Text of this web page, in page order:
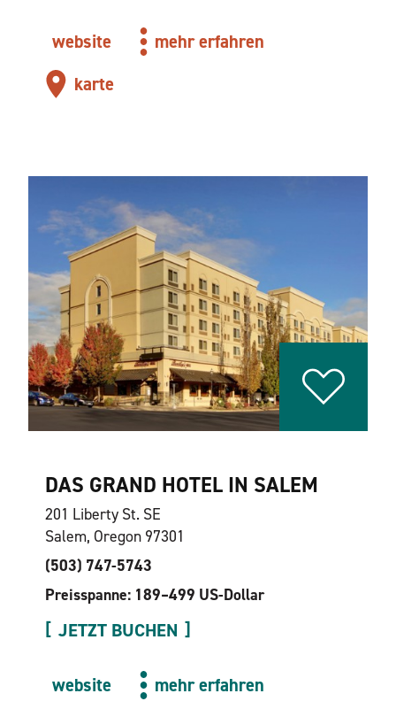
website
mehr erfahren
karte
DAS GRAND HOTEL IN SALEM
201 Liberty St. SE
Salem, Oregon 97301
(503) 747-5743
Preisspanne: 189–499 US-Dollar
JETZT BUCHEN
website
mehr erfahren